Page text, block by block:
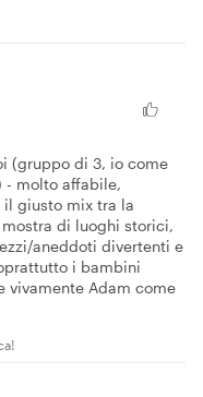
(gruppo di 3, io come
- molto affabile,
giusto mix tra la
di luoghi storici,
aneddoti divertenti e
i bambini
vivamente Adam come